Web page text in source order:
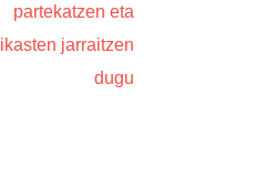
partekatzen eta
ikasten jarraitzen
dugu